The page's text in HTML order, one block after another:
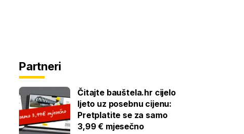
Partneri
Čitajte bauštela.hr cijelo
ljeto uz posebnu cijenu:
Pretplatite se za samo
3,99 € mjesečno